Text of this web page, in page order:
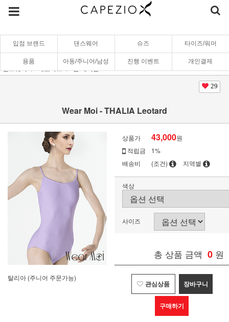
입점 브랜드 댄스웨어 슈즈 타이즈/워머
용품 아동/주니어/남성 진행 이벤트 개인결제
29
Wear Moi - THALIA Leotard
탈리아 (주니어 주문가능)
상품가 43,000원
적립금
1%
배송비
(조건) 지역별
색상
사이즈
총 상품 금액 0 원
관심상품 장바구니
구매하기